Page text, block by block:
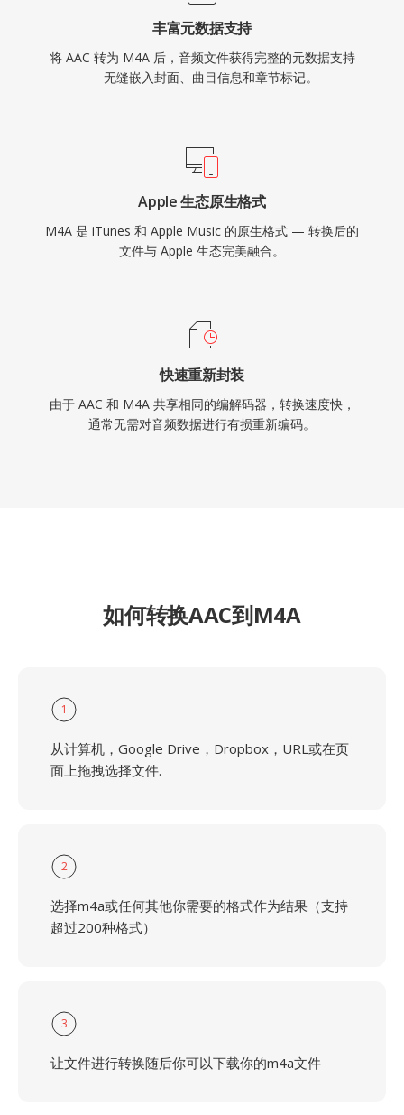
丰富元数据支持
将 AAC 转为 M4A 后，音频文件获得完整的元数据支持
— 无缝嵌入封面、曲目信息和章节标记。
Apple 生态原生格式
M4A 是 iTunes 和 Apple Music 的原生格式 — 转换后的
文件与 Apple 生态完美融合。
快速重新封装
由于 AAC 和 M4A 共享相同的编解码器，转换速度快，
通常无需对音频数据进行有损重新编码。
如何转换AAC到M4A
1
从计算机，Google Drive，Dropbox，URL或在页
面上拖拽选择文件.
2
选择m4a或任何其他你需要的格式作为结果（支持
超过200种格式）
3
让文件进行转换随后你可以下载你的m4a文件